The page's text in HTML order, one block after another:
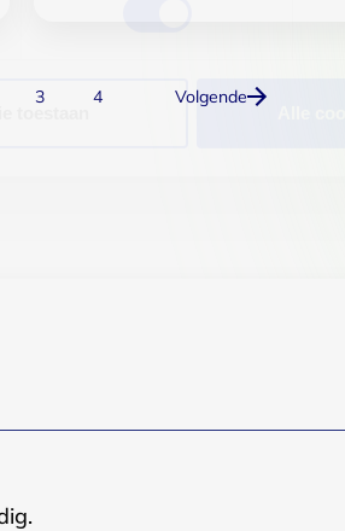
toestaan
3 4 Volgende